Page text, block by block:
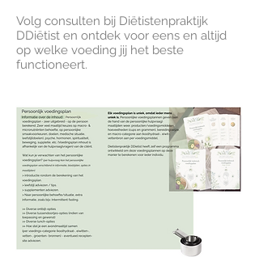
Volg consulten bij Diëtistenpraktijk
DDiëtist en ontdek voor eens en altijd
op welke voeding jij het beste
functioneert.